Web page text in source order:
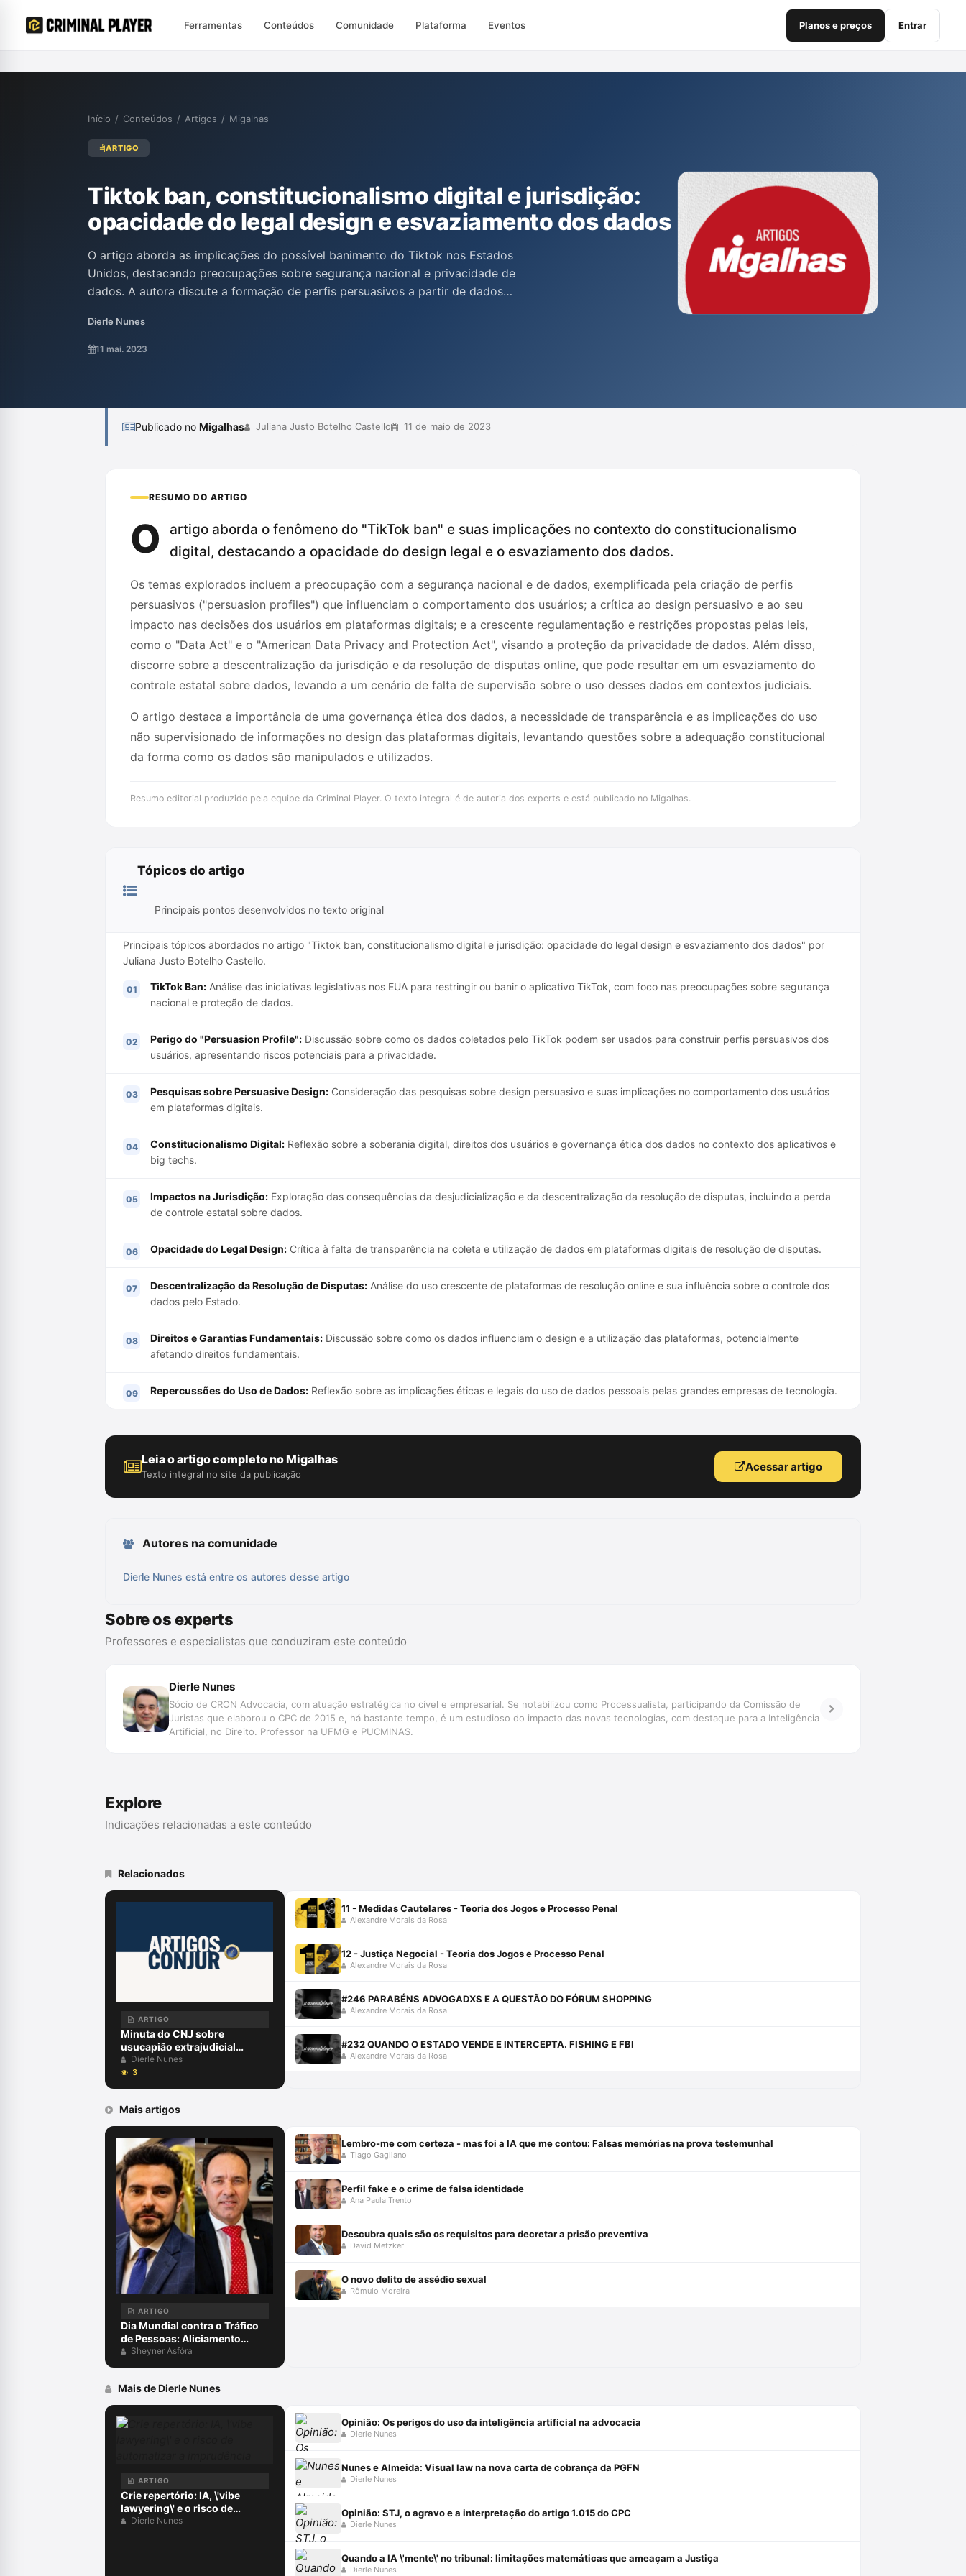
Ferramentas Conteúdos Comunidade Plataforma Eventos Planos e preços Entrar
Início / Conteúdos / Artigos / Migalhas
ARTIGO
Tiktok ban, constitucionalismo digital e jurisdição:
opacidade do legal design e esvaziamento dos dados
O artigo aborda as implicações do possível banimento do Tiktok nos Estados
Unidos, destacando preocupações sobre segurança nacional e privacidade de
dados. A autora discute a formação de perfis persuasivos a partir de dados
influência sobre o comportamento do usuário. Além disso, insere este debate
no contexto mais amplo do constitucionalismo digital, questionando a
Dierle Nunes
11 mai. 2023
Publicado no Migalhas Juliana Justo Botelho Castello 11 de maio de 2023
RESUMO DO ARTIGO
O
artigo aborda o fenômeno do "TikTok ban" e suas implicações no contexto do constitucionalismo
digital, destacando a opacidade do design legal e o esvaziamento dos dados.
Os temas explorados incluem a preocupação com a segurança nacional e de dados, exemplificada pela criação de perfis
persuasivos ("persuasion profiles") que influenciam o comportamento dos usuários; a crítica ao design persuasivo e ao seu
impacto nas decisões dos usuários em plataformas digitais; e a crescente regulamentação e restrições propostas pelas leis,
como o "Data Act" e o "American Data Privacy and Protection Act", visando a proteção da privacidade de dados. Além disso,
discorre sobre a descentralização da jurisdição e da resolução de disputas online, que pode resultar em um esvaziamento do
controle estatal sobre dados, levando a um cenário de falta de supervisão sobre o uso desses dados em contextos judiciais.
O artigo destaca a importância de uma governança ética dos dados, a necessidade de transparência e as implicações do uso
não supervisionado de informações no design das plataformas digitais, levantando questões sobre a adequação constitucional
da forma como os dados são manipulados e utilizados.
Resumo editorial produzido pela equipe da Criminal Player. O texto integral é de autoria dos experts e está publicado no Migalhas.
Tópicos do artigo
Principais pontos desenvolvidos no texto original
Principais tópicos abordados no artigo "Tiktok ban, constitucionalismo digital e jurisdição: opacidade do legal design e esvaziamento dos dados" por
Juliana Justo Botelho Castello.
TikTok Ban: Análise das iniciativas legislativas nos EUA para restringir ou banir o aplicativo TikTok, com foco nas preocupações sobre segurança
nacional e proteção de dados.
Perigo do "Persuasion Profile": Discussão sobre como os dados coletados pelo TikTok podem ser usados para construir perfis persuasivos dos
usuários, apresentando riscos potenciais para a privacidade.
Pesquisas sobre Persuasive Design: Consideração das pesquisas sobre design persuasivo e suas implicações no comportamento dos usuários
em plataformas digitais.
Constitucionalismo Digital: Reflexão sobre a soberania digital, direitos dos usuários e governança ética dos dados no contexto dos aplicativos e
big techs.
Impactos na Jurisdição: Exploração das consequências da desjudicialização e da descentralização da resolução de disputas, incluindo a perda
de controle estatal sobre dados.
Opacidade do Legal Design: Crítica à falta de transparência na coleta e utilização de dados em plataformas digitais de resolução de disputas.
Descentralização da Resolução de Disputas: Análise do uso crescente de plataformas de resolução online e sua influência sobre o controle dos
dados pelo Estado.
Direitos e Garantias Fundamentais: Discussão sobre como os dados influenciam o design e a utilização das plataformas, potencialmente
afetando direitos fundamentais.
Repercussões do Uso de Dados: Reflexão sobre as implicações éticas e legais do uso de dados pessoais pelas grandes empresas de tecnologia.
Leia o artigo completo no Migalhas
Texto integral no site da publicação
Acessar artigo
Autores na comunidade
Dierle Nunes está entre os autores desse artigo
Sobre os experts
Professores e especialistas que conduziram este conteúdo
Dierle Nunes
Sócio de CRON Advocacia, com atuação estratégica no cível e empresarial. Se notabilizou como Processualista, participando da Comissão de
Juristas que elaborou o CPC de 2015 e, há bastante tempo, é um estudioso do impacto das novas tecnologias, com destaque para a Inteligência
Artificial, no Direito. Professor na UFMG e PUCMINAS.
Explore
Indicações relacionadas a este conteúdo
Relacionados
ARTIGO
Minuta do CNJ sobre
usucapião extrajudicial
contraria a Constituição
Dierle Nunes
3
11 - Medidas Cautelares - Teoria dos Jogos e Processo Penal
Alexandre Morais da Rosa
12 - Justiça Negocial - Teoria dos Jogos e Processo Penal
Alexandre Morais da Rosa
#246 PARABÉNS ADVOGADXS E A QUESTÃO DO FÓRUM SHOPPING
Alexandre Morais da Rosa
#232 QUANDO O ESTADO VENDE E INTERCEPTA. FISHING E FBI
Alexandre Morais da Rosa
Mais artigos
ARTIGO
Dia Mundial contra o Tráfico
de Pessoas: Aliciamento
digital, aprisionamento e
o papel da advocacia criminal
Sheyner Asfóra
Lembro-me com certeza - mas foi a IA que me contou: Falsas memórias na prova testemunhal
Tiago Gagliano
Perfil fake e o crime de falsa identidade
Ana Paula Trento
Descubra quais são os requisitos para decretar a prisão preventiva
David Metzker
O novo delito de assédio sexual
Rômulo Moreira
Mais de Dierle Nunes
ARTIGO
Crie repertório: IA, \'vibe
lawyering\' e o risco de
automatizar a imprudência
Dierle Nunes
Opinião: Os perigos do uso da inteligência artificial na advocacia
Dierle Nunes
Nunes e Almeida: Visual law na nova carta de cobrança da PGFN
Dierle Nunes
Opinião: STJ, o agravo e a interpretação do artigo 1.015 do CPC
Dierle Nunes
Quando a IA \'mente\' no tribunal: limitações matemáticas que ameaçam a Justiça
Dierle Nunes